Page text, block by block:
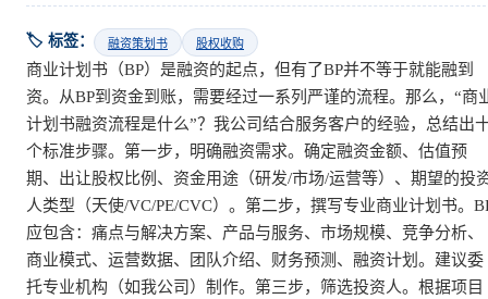
🏷️ 标签： 融资策划书 股权收购
商业计划书（BP）是融资的起点，但有了BP并不等于就能融到
资。从BP到资金到账，需要经过一系列严谨的流程。那么，“商
计划书融资流程是什么”？我公司结合服务客户的经验，总结出
个标准步骤。第一步，明确融资需求。确定融资金额、估值预
期、出让股权比例、资金用途（研发/市场/运营等）、期望的投
人类型（天使/VC/PE/CVC）。第二步，撰写专业商业计划书。
应包含：痛点与解决方案、产品与服务、市场规模、竞争分析、
商业模式、运营数据、团队介绍、财务预测、融资计划。建议委
托专业机构（如我公司）制作。第三步，筛选投资人。根据项目